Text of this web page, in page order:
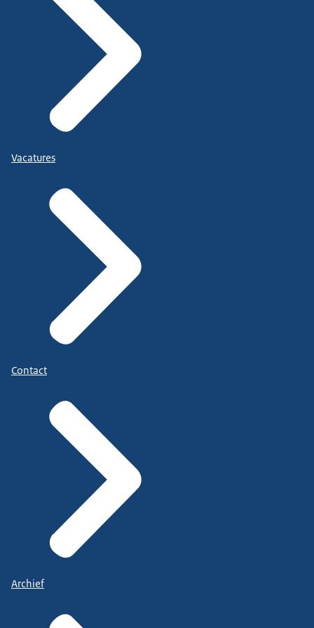
Vacatures
Contact
Archief